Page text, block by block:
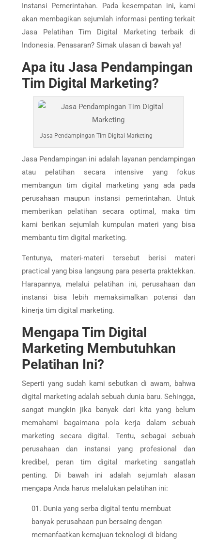
Instansi Pemerintahan. Pada kesempatan ini, kami
akan membagikan sejumlah informasi penting terkait
Jasa Pelatihan Tim Digital Marketing terbaik di
Indonesia. Penasaran? Simak ulasan di bawah ya!
Apa itu Jasa Pendampingan
Tim Digital Marketing?
Jasa Pendampingan Tim Digital Marketing
Jasa Pendampingan ini adalah layanan pendampingan
atau pelatihan secara intensive yang fokus
membangun tim digital marketing yang ada pada
perusahaan maupun instansi pemerintahan. Untuk
memberikan pelatihan secara optimal, maka tim
kami berikan sejumlah kumpulan materi yang bisa
membantu tim digital marketing.
Tentunya, materi-materi tersebut berisi materi
practical yang bisa langsung para peserta praktekkan.
Harapannya, melalui pelatihan ini, perusahaan dan
instansi bisa lebih memaksimalkan potensi dan
kinerja tim digital marketing.
Mengapa Tim Digital
Marketing Membutuhkan
Pelatihan Ini?
Seperti yang sudah kami sebutkan di awam, bahwa
digital marketing adalah sebuah dunia baru. Sehingga,
sangat mungkin jika banyak dari kita yang belum
memahami bagaimana pola kerja dalam sebuah
marketing secara digital. Tentu, sebagai sebuah
perusahaan dan instansi yang profesional dan
kredibel, peran tim digital marketing sangatlah
penting. Di bawah ini adalah sejumlah alasan
mengapa Anda harus melalukan pelatihan ini:
Dunia yang serba digital tentu membuat
banyak perusahaan pun bersaing dengan
memanfaatkan kemajuan teknologi di bidang